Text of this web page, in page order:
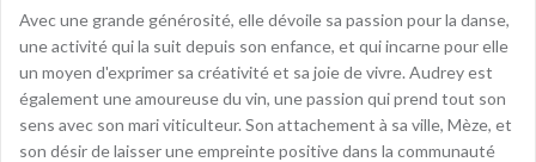
Avec une grande générosité, elle dévoile sa passion pour la danse,
une activité qui la suit depuis son enfance, et qui incarne pour elle
un moyen d'exprimer sa créativité et sa joie de vivre. Audrey est
également une amoureuse du vin, une passion qui prend tout son
sens avec son mari viticulteur. Son attachement à sa ville, Mèze, et
son désir de laisser une empreinte positive dans la communauté